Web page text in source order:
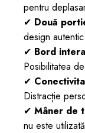
pentru
✔ Două
design autentic
✔ Bord
Posibilitatea
✔
Distracție
✔ Mâner de
nu este utilizată